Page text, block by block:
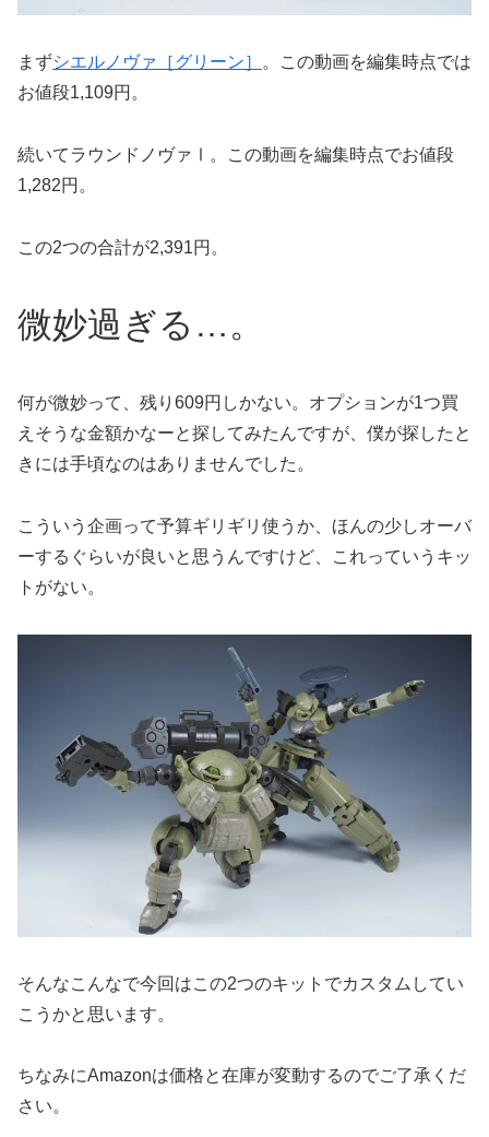
まずシエルノヴァ［グリーン］
。この動画を編集時点では
お値段1,109円。
続いてラウンドノヴァⅠ。この動画を編集時点でお値段
1,282円。
この2つの合計が2,391円。
微妙過ぎる…。
何が微妙って、残り609円しかない。オプションが1つ買
えそうな金額かなーと探してみたんですが、僕が探したと
きには手頃なのはありませんでした。
こういう企画って予算ギリギリ使うか、ほんの少しオーバ
ーするぐらいが良いと思うんですけど、これっていうキッ
トがない。
そんなこんなで今回はこの2つのキットでカスタムしてい
こうかと思います。
ちなみにAmazonは価格と在庫が変動するのでご了承くだ
さい。